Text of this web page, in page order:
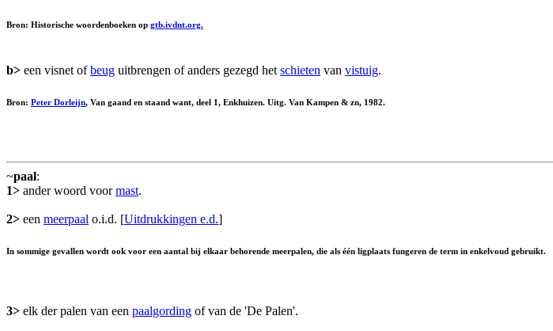
Bron: Historische woordenboeken op gtb.ivdnt.org.
b> een visnet ofbeug uitbrengen of anders gezegd het schieten van vistuig.
Bron: Peter Dorleijn, Van gaand en staand want, deel 1, Enkhuizen. Uitg. Van Kampen & zn, 1982.
~paal:
1> ander woord voormast.
2> een meerpaal o.i.d. [Uitdrukkingen e.d.]
In sommige gevallen wordt ook voor een aantal bij elkaar behorende meerpalen, die als één ligplaats fungeren de term in enkelvoud gebruikt.
3> elk der palen van een paalgording of van de 'De Palen'.